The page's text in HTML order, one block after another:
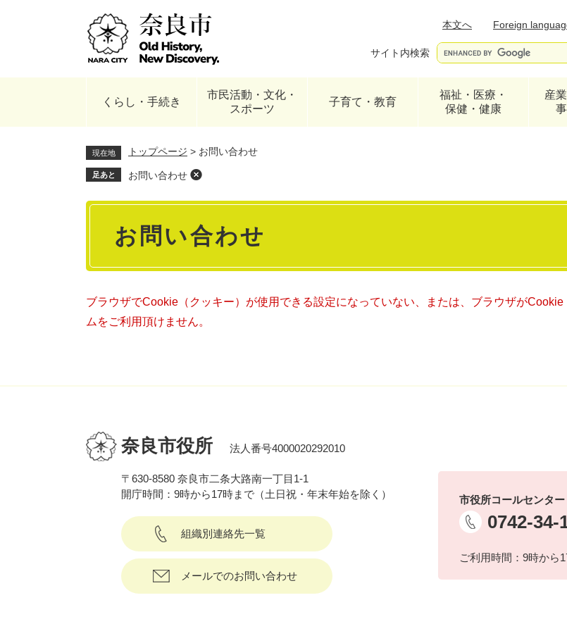
本文へ
Foreign
サイト内検索
くらし・手続き
市民活動・文化・
スポーツ
子育て・教育
福祉・医療・
保健・健康
産
現在地 トップページ > お問い合わせ
足あと お問い合わせ
本
お問い合わせ
ブラウザでCookie（クッキー）が使用できる設定になっていない、または、ブラウザが
ムをご利用頂けません。
奈良市役所 法人番号4000020292010
〒630-8580 奈良市二条大路南一丁目1-1
開庁時間：9時から17時まで（土日祝・年末年始を除く）
組織別連絡先一覧
メールでのお問い合わせ
市役所コールセンター
0742-34-
ご利用時間：9時から